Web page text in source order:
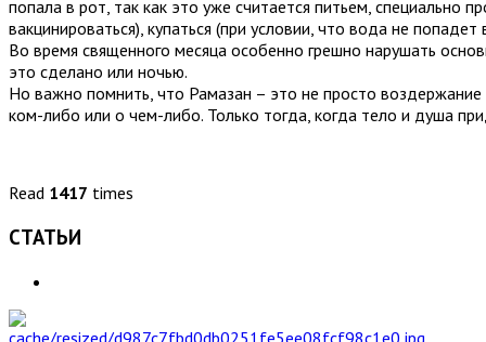
попала в рот, так как это уже считается питьем, специально
вакцинироваться), купаться (при условии, что вода не
Во время священного месяца особенно грешно нарушать
это сделано или ночью.
Но важно помнить, что Рамазан – это не просто
ком-либо или о чем-либо. Только тогда, когда тело и душа
Read 1417 times
СТАТЬИ